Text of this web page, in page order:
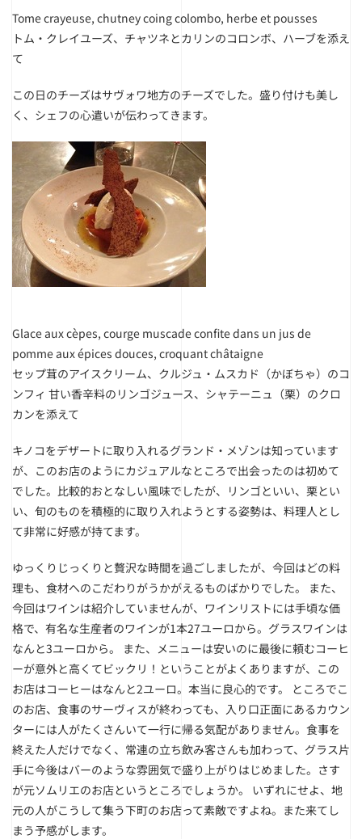
Tome crayeuse, chutney coing colombo, herbe et pousses
トム・クレイユーズ、チャツネとカリンのコロンボ、ハーブを添え
て
この日のチーズはサヴォワ地方のチーズでした。盛り付けも美し
く、シェフの心遣いが伝わってきます。
Glace aux cèpes, courge muscade confite dans un jus de
pomme aux épices douces, croquant châtaigne
セップ茸のアイスクリーム、クルジュ・ムスカド（かぼちゃ）のコ
ンフィ 甘い香辛料のリンゴジュース、シャテーニュ（栗）のクロ
カンを添えて
キノコをデザートに取り入れるグランド・メゾンは知っています
が、このお店のようにカジュアルなところで出会ったのは初めて
でした。比較的おとなしい風味でしたが、リンゴといい、栗とい
い、旬のものを積極的に取り入れようとする姿勢は、料理人とし
て非常に好感が持てます。
ゆっくりじっくりと贅沢な時間を過ごしましたが、今回はどの料
理も、食材へのこだわりがうかがえるものばかりでした。 また、
今回はワインは紹介していませんが、ワインリストには手頃な価
格で、有名な生産者のワインが1本27ユーロから。グラスワインは
なんと3ユーロから。 また、メニューは安いのに最後に頼むコーヒ
ーが意外と高くてビックリ！ということがよくありますが、この
お店はコーヒーはなんと2ユーロ。本当に良心的です。 ところでこ
のお店、食事のサーヴィスが終わっても、入り口正面にあるカウン
ターには人がたくさんいて一行に帰る気配がありません。食事を
終えた人だけでなく、常連の立ち飲み客さんも加わって、グラス片
手に今後はバーのような雰囲気で盛り上がりはじめました。さす
が元ソムリエのお店というところでしょうか。 いずれにせよ、地
元の人がこうして集う下町のお店って素敵ですよね。また来てし
まう予感がします。